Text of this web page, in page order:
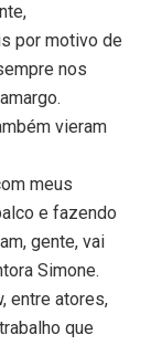
por motivo de
nos
vieram
meus
e fazendo
gente, vai
Simone.
entre atores,
que